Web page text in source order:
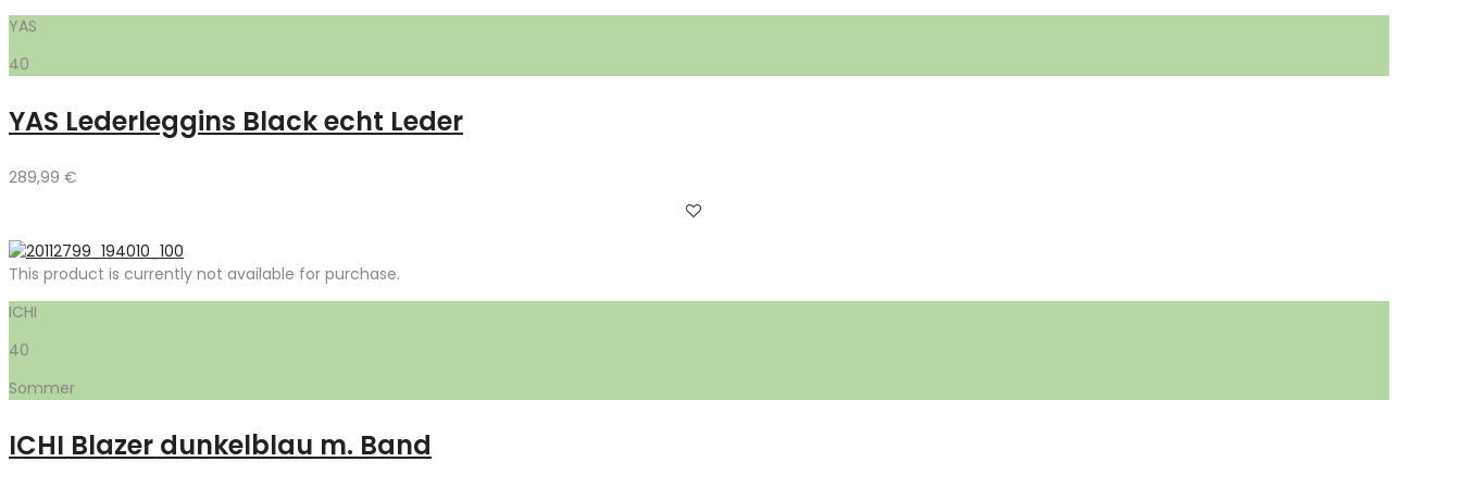
YAS
40
YAS Lederleggins Black echt Leder
289,99 €
This product is currently not available for purchase.
ICHI
40
Sommer
ICHI Blazer dunkelblau m. Band